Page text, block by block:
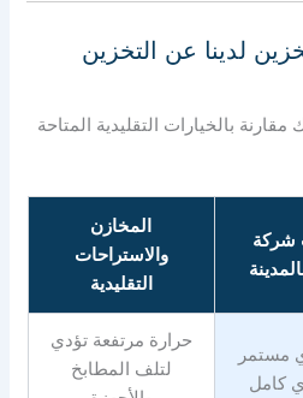
لدينا عن التخزين
بالخيارات التقليدية المتاحة
شركة
المخازن
والاستراحات
التقليدية
مستمر
كامل
حرارة مرتفعة تؤدي
لتلف المطابخ